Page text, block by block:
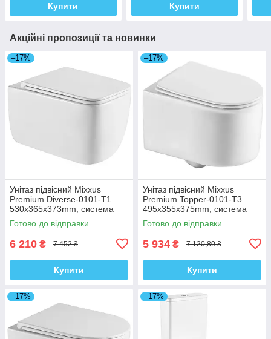
Купити Купити
Акційні пропозиції та новинки
–17%
Унітаз підвісний Mixxus
Premium Diverse-0101-T1
530x365x373mm, система
змиву Tornado 1.0 (MP6477)
Готово до відправки
6 210 ₴ 7 452 ₴
Купити
–17%
Унітаз підвісний Mixxus
Premium Topper-0101-T3
495x355x375mm, система
змиву Tornado 1.0 (MP6476)
Готово до відправки
5 934 ₴ 7 120,80 ₴
Купити
–17% –17%